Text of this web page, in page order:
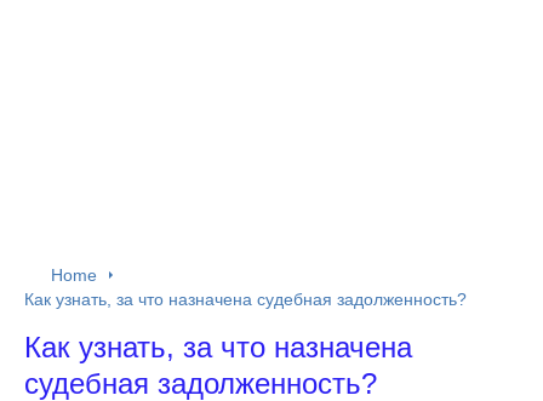
Home
Как узнать, за что назначена судебная задолженность?
Как узнать, за что назначена
судебная задолженность?